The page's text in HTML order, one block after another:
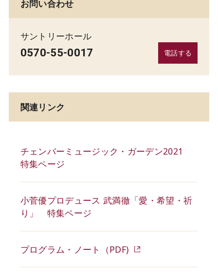
お問い合わせ
サントリーホール
0570-55-0017 電話する
関連リンク
チェンバーミュージック・ガーデン2021
特集ページ
小菅優プロデュース 武満徹「愛・希望・祈
り」 特集ページ
プログラム・ノート（PDF)